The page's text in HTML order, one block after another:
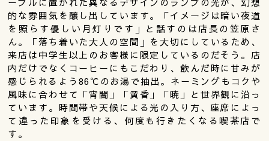
的な雰囲気を醸し出しています。「イメージは暗い夜道
を照らす優しい月灯りです」と話すのは店長の笠原さ
ん。「落ち着いた大人の空間」を大切にしているため、
来店は中学生以上のお客様に限定しているのだそう。店
内だけでなくコーヒーにもこだわり、飲んだ時に甘みが
感じられるよう86℃のお湯で抽出。ネーミングもコクや
風味に合わせて「宵闇」「黄昏」「暁」と世界観に沿っ
ています。時間帯や天候による光の入り方、座席によっ
て違った印象を受ける、何度も行きたくなる喫茶店で
す。